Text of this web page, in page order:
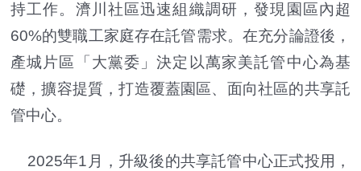
持工作。濟川社區迅速組織調研，發現園區內超
60%的雙職工家庭存在託管需求。在充分論證後，
產城片區「大黨委」決定以萬家美託管中心為基
礎，擴容提質，打造覆蓋園區、面向社區的共享託
管中心。
2025年1月，升級後的共享託管中心正式投用，